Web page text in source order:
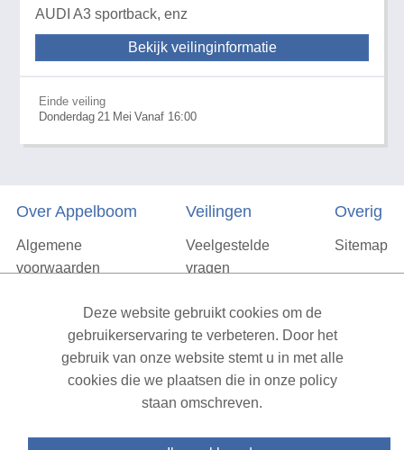
AUDI A3 sportback, enz
Bekijk veilinginformatie
Einde veiling
Donderdag 21 Mei Vanaf 16:00
Over Appelboom
Algemene
voorwaarden
Vacatures
Contact
Veilingen
Veelgestelde
vragen
Overig
Sitemap
| All rights reserved v1.7.6 (NAD-WEB-2)
Deze website gebruikt cookies om de
gebruikerservaring te verbeteren. Door het
gebruik van onze website stemt u in met alle
cookies die we plaatsen die in onze policy
staan omschreven.